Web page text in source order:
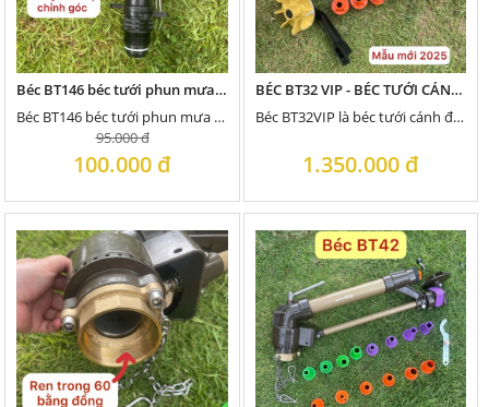
Béc BT146 béc tưới phun mưa gắn ống 27 bán kính phun từ 10-14m 1 bên xoay tròn 360 độ hoặc chỉnh góc
Béc BT146 béc tưới phun mưa gắn ống 27
95.000 đ
100.000 đ
BÉC BT32 VIP - BÉC TƯỚI CÁNH ĐẬP VÀ QUAY BÁNH RĂNG MINI BÁN KÍNH 20 -25 MÉT 1 BÊN
Béc BT32VIP là béc tưới cánh đập và quay bánh răng mini, nhỏ gọn chạy được bơm công suất nhỏ...
1.350.000 đ